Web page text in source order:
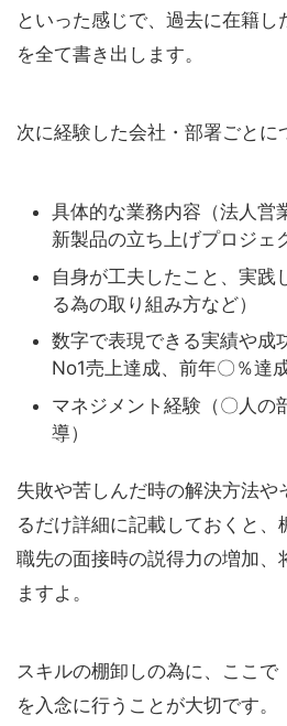
といった感じで、過去に在籍し
を全て書き出します。
次に経験した会社・部署ごとに
具体的な業務内容（法人営
新製品の立ち上げプロジェ
自身が工夫したこと、実践
る為の取り組み方など）
数字で表現できる実績や成
No1売上達成、前年〇％達成
マネジメント経験（〇人の
導）
失敗や苦しんだ時の解決方法や
るだけ詳細に記載しておくと
職先の面接時の説得力の増加、
ますよ。
スキルの棚卸しの為に、ここで
を入念に行うことが大切です。